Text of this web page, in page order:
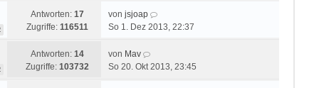
Antworten:17
Zugriffe:116511
von jsjoap
So 1. Dez 2013, 22:37
Antworten:14
Zugriffe:103732
von Mav
So 20. Okt 2013, 23:45